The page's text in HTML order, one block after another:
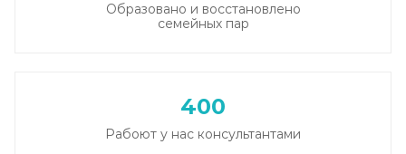
Образовано и восстановлено
семейных пар
400
Рабоют у нас консультантами